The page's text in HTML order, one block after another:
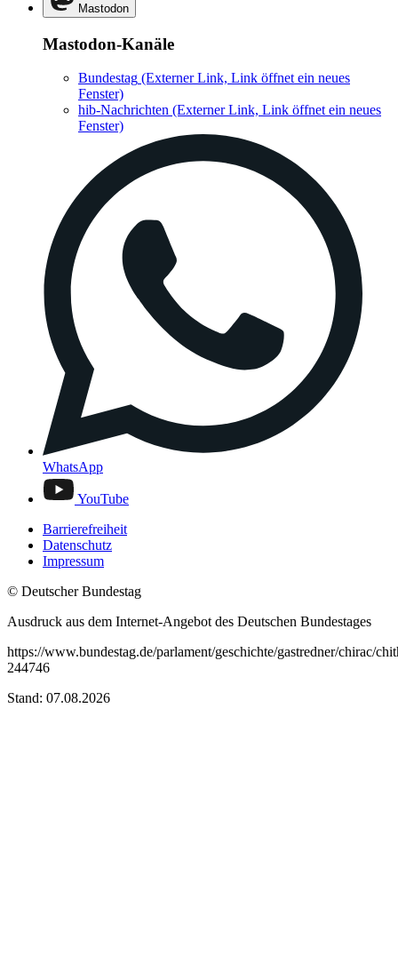
Mastodon
Mastodon-Kanäle
Bundestag (Externer Link, Link öffnet ein neues
Fenster)
hib-Nachrichten (Externer Link, Link öffnet ein neues
Fenster)
WhatsApp
YouTube
Barrierefreiheit
Datenschutz
Impressum
© Deutscher Bundestag
Ausdruck aus dem Internet-Angebot des Deutschen Bundestages
https://www.bundestag.de/parlament/geschichte/gastredner/chirac/
244746
Stand: 07.08.2026